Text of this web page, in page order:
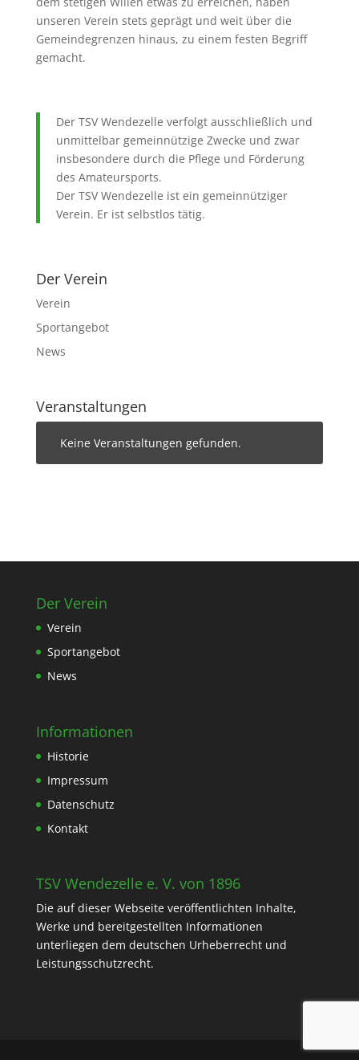
unseren Verein stets geprägt und weit über die
Gemeindegrenzen hinaus, zu einem festen Begriff
gemacht.
Der TSV Wendezelle verfolgt ausschließlich und
unmittelbar gemeinnützige Zwecke und zwar
insbesondere durch die Pflege und Förderung
des Amateursports.
Der TSV Wendezelle ist ein gemeinnütziger
Verein. Er ist selbstlos tätig.
Der Verein
Verein
Sportangebot
News
Veranstaltungen
Keine Veranstaltungen gefunden.
Der Verein
Verein
Sportangebot
News
Informationen
Historie
Impressum
Datenschutz
Kontakt
TSV Wendezelle e. V. von 1896
Die auf dieser Webseite veröffentlichten Inhalte,
Werke und bereitgestellten Informationen
unterliegen dem deutschen Urheberrecht und
Leistungsschutzrecht.